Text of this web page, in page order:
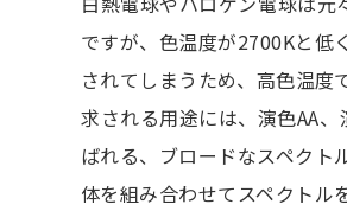
ですが、色温度が2700Kと低
されてしまうため、高色温度
求される用途には、演色AA、
ばれる、ブロードなスペクト
体を組み合わせてスペクトル